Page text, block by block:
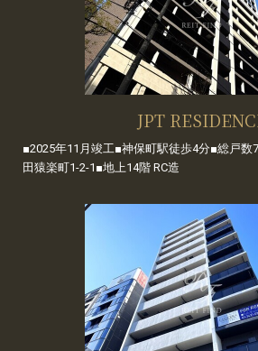
JPT
■2025年11月竣工■神保町駅徒歩4分■総戸数
田猿楽町1-2-1■地上14階 RC造